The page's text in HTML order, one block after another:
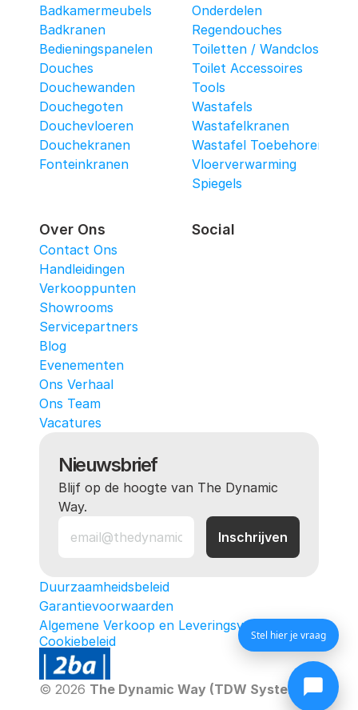
Badkamermeubels
Badkranen
Bedieningspanelen
Douches
Douchewanden
Douchegoten
Douchevloeren
Douchekranen
Fonteinkranen
Onderdelen
Regendouches
Toiletten / Wandcloset
Toilet Accessoires
Tools
Wastafels
Wastafelkranen
Wastafel Toebehoren
Vloerverwarming
Spiegels
Over Ons
Contact Ons
Handleidingen
Verkooppunten
Showrooms
Servicepartners
Blog
Evenementen
Ons Verhaal
Ons Team
Vacatures
Social
Nieuwsbrief
Blijf op de hoogte van The Dynamic
Way.
Duurzaamheidsbeleid
Garantievoorwaarden
Algemene Verkoop en Leveringsvoorwaarden
Cookiebeleid
© 2026 The Dynamic Way (TDW Systems). All
Stel hier je vraag